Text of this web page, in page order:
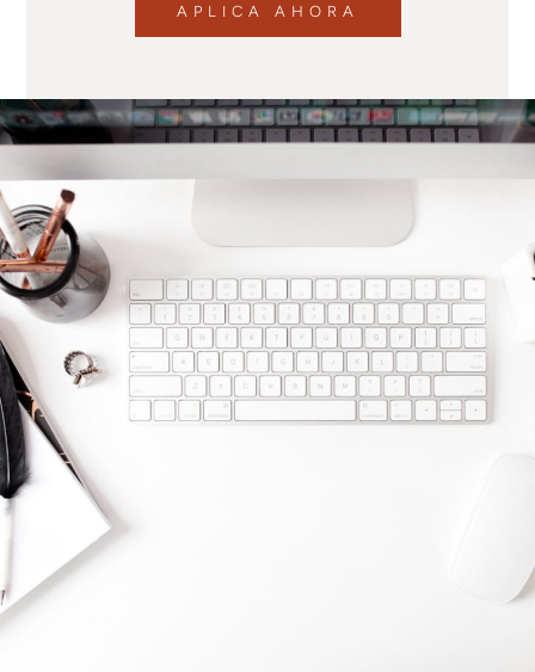
APLICA AHORA